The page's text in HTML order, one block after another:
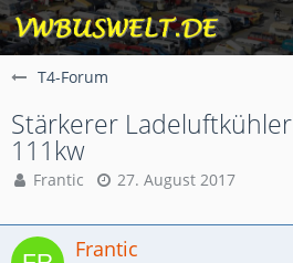
T4-Forum
Stärkerer Ladeluftkühler
111kw
Frantic 27. August 2017
Frantic